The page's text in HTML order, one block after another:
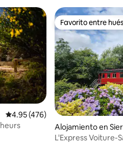
Calificación promedio: 4.95 de 5,
4.95 (476)
Favorito entre
Favorito entre
Alojamiento en
L'Express Voiture-